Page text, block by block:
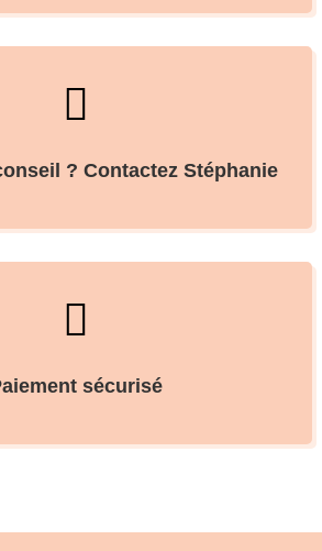

? Contactez Stéphanie

sécurisé